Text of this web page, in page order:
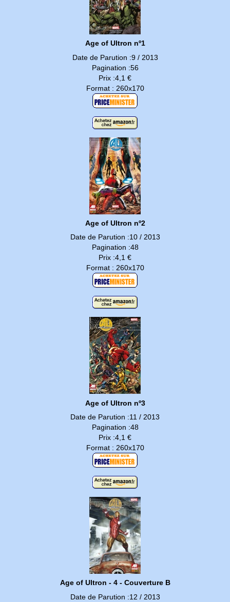
Age of Ultron nº1
Date de Parution :9 / 2013
Pagination :56
Prix :4,1 €
Format : 260x170
Age of Ultron nº2
Date de Parution :10 / 2013
Pagination :48
Prix :4,1 €
Format : 260x170
Age of Ultron nº3
Date de Parution :11 / 2013
Pagination :48
Prix :4,1 €
Format : 260x170
Age of Ultron - 4 - Couverture B
Date de Parution :12 / 2013